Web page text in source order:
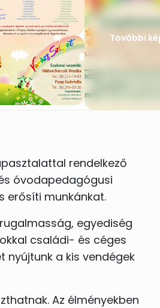
További
rendelkező
óvodapedagógusi
erősíti munkánkat.
egyediség
családi- és céges
nyújtunk a kis vendégek
Az élményekben